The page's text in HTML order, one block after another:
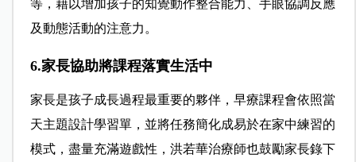
等，藉以增加孩子的知覺動作整合能力、手眼協調反應
及動態活動的注意力。
6.家長協助將課程落實生活中
家長是孩子成長過程最重要的夥伴，早療課程會依照當
天主題設計學習單，並將任務簡化成易於在家中練習的
模式，盡量充滿遊戲性，洪若華治療師也鼓勵家長錄下